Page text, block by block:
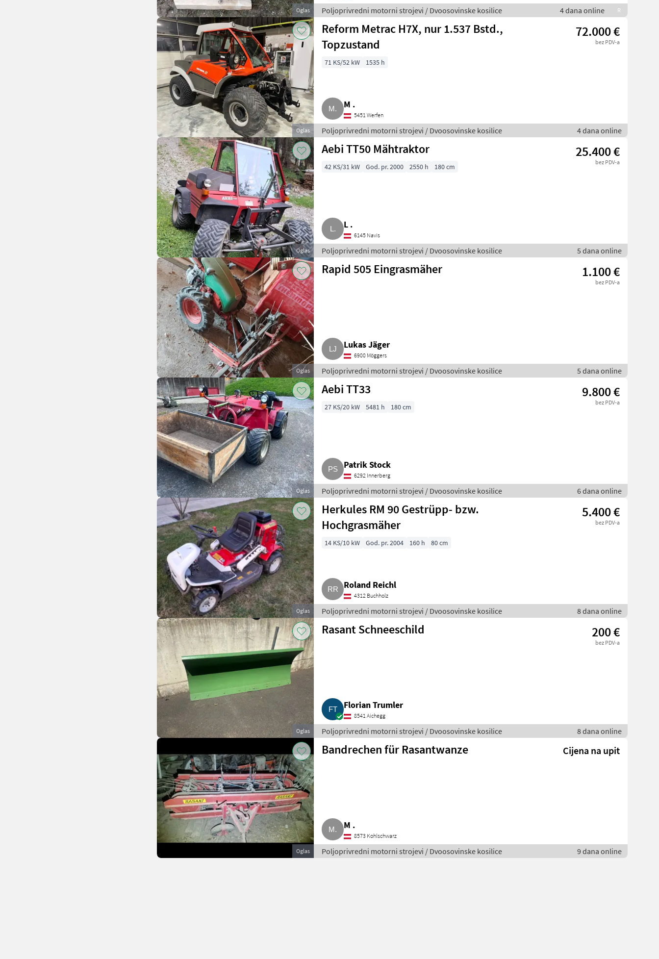
Oglas Poljoprivredni motorni strojevi / Dvoosovinske kosilice 4 dana online R
Oglas
Reform Metrac H7X, nur 1.537 Bstd.,
Topzustand
72.000 €
bez PDV-a
71 KS/52 kW 1535 h
M .
5451 Werfen
Poljoprivredni motorni strojevi / Dvoosovinske kosilice 4 dana online
Oglas
Aebi TT50 Mähtraktor 25.400 €
bez PDV-a
42 KS/31 kW God. pr. 2000 2550 h 180 cm
L .
6145 Navis
Poljoprivredni motorni strojevi / Dvoosovinske kosilice 5 dana online
Oglas
Rapid 505 Eingrasmäher 1.100 €
bez PDV-a
Lukas Jäger
6900 Möggers
Poljoprivredni motorni strojevi / Dvoosovinske kosilice 5 dana online
Oglas
Aebi TT33 9.800 €
bez PDV-a
27 KS/20 kW 5481 h 180 cm
Patrik Stock
6292 Innerberg
Poljoprivredni motorni strojevi / Dvoosovinske kosilice 6 dana online
Oglas
Herkules RM 90 Gestrüpp- bzw.
Hochgrasmäher
5.400 €
bez PDV-a
14 KS/10 kW God. pr. 2004 160 h 80 cm
Roland Reichl
4312 Buchholz
Poljoprivredni motorni strojevi / Dvoosovinske kosilice 8 dana online
Oglas
Rasant Schneeschild 200 €
bez PDV-a
Florian Trumler
8541 Aichegg
Poljoprivredni motorni strojevi / Dvoosovinske kosilice 8 dana online
Oglas
Bandrechen für Rasantwanze Cijena na upit
M .
8573 Kohlschwarz
Poljoprivredni motorni strojevi / Dvoosovinske kosilice 9 dana online